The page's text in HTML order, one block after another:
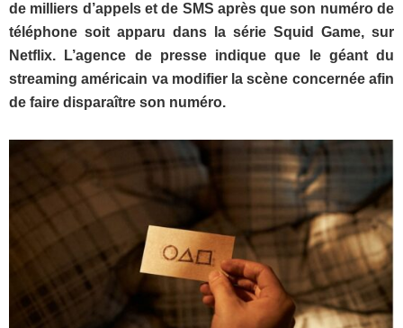
de milliers d’appels et de SMS après que son numéro de
téléphone soit apparu dans la série Squid Game, sur
Netflix. L’agence de presse indique que le géant du
streaming américain va modifier la scène concernée afin
de faire disparaître son numéro.